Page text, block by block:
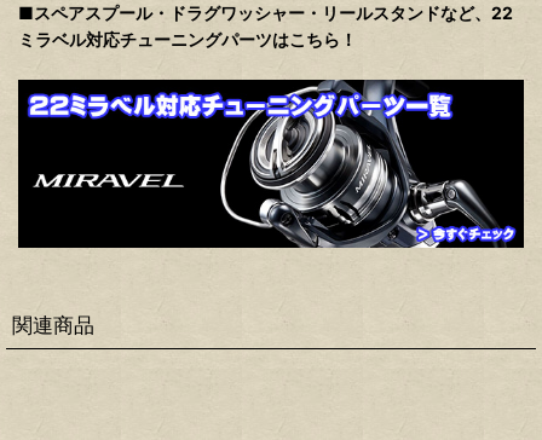
■スペアスプール・ドラグワッシャー・リールスタンドなど、22
ミラベル対応チューニングパーツはこちら！
関連商品